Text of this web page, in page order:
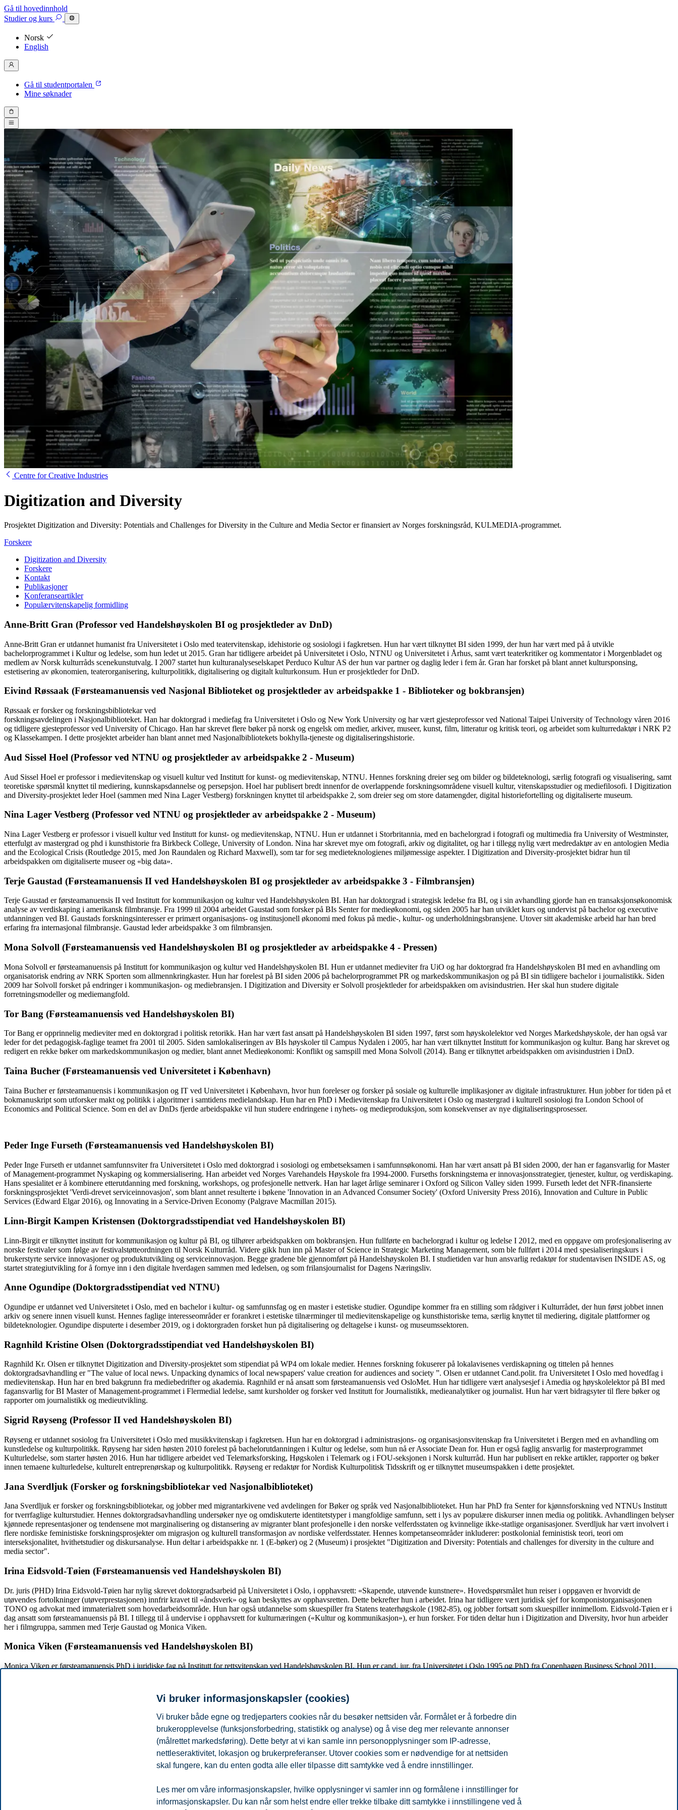
Gå til hovedinnhold
Studierog kurs
Norsk
English
Gå til studentportalen
Mine søknader
Centre for Creative Industries
Digitization and Diversity
Prosjektet Digitization and Diversity: Potentials and Challenges for Diversity in the Culture and Media Sector er finansiert av Norges forskningsråd, KULMEDIA-programmet.
Forskere
Digitization and Diversity
Forskere
Kontakt
Publikasjoner
Konferanseartikler
Populærvitenskapelig formidling
Anne-Britt Gran (Professor ved Handelshøyskolen BI og prosjektleder av DnD)
Anne-Britt Gran er utdannet humanist fra Universitetet i Oslo med teatervitenskap, idehistorie og sosiologi i fagkretsen. Hun har vært tilknyttet BI siden 1999, der hun har vært med på å utvikle
bachelorprogrammet i Kultur og ledelse, som hun ledet ut 2015. Gran har tidligere arbeidet på Universitetet i Oslo, NTNU og Universitetet i Århus, samt vært teaterkritiker og kommentator i Morgenbladet og
medlem av Norsk kulturråds scenekunstutvalg. I 2007 startet hun kulturanalyseselskapet Perduco Kultur AS der hun var partner og daglig leder i fem år. Gran har forsket på blant annet kultursponsing,
estetisering av økonomien, teaterorganisering, kulturpolitikk, digitalisering og digitalt kulturkonsum. Hun er prosjektleder for DnD.
Eivind Røssaak (Førsteamanuensis ved Nasjonal Biblioteket og prosjektleder av arbeidspakke 1 - Biblioteker og bokbransjen)
Røssaak er forsker og forskningsbibliotekar ved
forskningsavdelingen i Nasjonalbiblioteket. Han har doktorgrad i mediefag fra Universitetet i Oslo og New York University og har vært gjesteprofessor ved National Taipei University of Technology våren 2016
og tidligere gjesteprofessor ved University of Chicago. Han har skrevet flere bøker på norsk og engelsk om medier, arkiver, museer, kunst, film, litteratur og kritisk teori, og arbeidet som kulturredaktør i NRK P2
og Klassekampen. I dette prosjektet arbeider han blant annet med Nasjonalbibliotekets bokhylla-tjeneste og digitaliseringshistorie.
Aud Sissel Hoel (Professor ved NTNU og prosjektleder av arbeidspakke 2 - Museum)
Aud Sissel Hoel er professor i medievitenskap og visuell kultur ved Institutt for kunst- og medievitenskap, NTNU. Hennes forskning dreier seg om bilder og bildeteknologi, særlig fotografi og visualisering, samt
teoretiske spørsmål knyttet til mediering, kunnskapsdannelse og persepsjon. Hoel har publisert bredt innenfor de overlappende forskningsområdene visuell kultur, vitenskapsstudier og mediefilosofi. I Digitization
and Diversity-prosjektet leder Hoel (sammen med Nina Lager Vestberg) forskningen knyttet til arbeidspakke 2, som dreier seg om store datamengder, digital historiefortelling og digitaliserte museum.
Nina Lager Vestberg (Professor ved NTNU og prosjektleder av arbeidspakke 2 - Museum)
Nina Lager Vestberg er professor i visuell kultur ved Institutt for kunst- og medievitenskap, NTNU. Hun er utdannet i Storbritannia, med en bachelorgrad i fotografi og multimedia fra University of Westminster,
etterfulgt av mastergrad og phd i kunsthistorie fra Birkbeck College, University of London. Nina har skrevet mye om fotografi, arkiv og digitalitet, og har i tillegg nylig vært medredaktør av en antologien Media
and the Ecological Crisis (Routledge 2015, med Jon Raundalen og Richard Maxwell), som tar for seg medieteknologienes miljømessige aspekter. I Digitization and Diversity-prosjektet bidrar hun til
arbeidspakken om digitaliserte museer og «big data».
Terje Gaustad (Førsteamanuensis II ved Handelshøyskolen BI og prosjektleder av arbeidspakke 3 - Filmbransjen)
Terje Gaustad er førsteamanuensis II ved Institutt for kommunikasjon og kultur ved Handelshøyskolen BI. Han har doktorgrad i strategisk ledelse fra BI, og i sin avhandling gjorde han en transaksjonsøkonomisk
analyse av verdiskaping i amerikansk filmbransje. Fra 1999 til 2004 arbeidet Gaustad som forsker på BIs Senter for medieøkonomi, og siden 2005 har han utviklet kurs og undervist på bachelor og executive
utdanningen ved BI. Gaustads forskningsinteresser er primært organisasjons- og institusjonell økonomi med fokus på medie-, kultur- og underholdningsbransjene. Utover sitt akademiske arbeid har han bred
erfaring fra internasjonal filmbransje. Gaustad leder arbeidspakke 3 om filmbransjen.
Mona Solvoll (Førsteamanuensis ved Handelshøyskolen BI og prosjektleder av arbeidspakke 4 - Pressen)
Mona Solvoll er førsteamanuensis på Institutt for kommunikasjon og kultur ved Handelshøyskolen BI. Hun er utdannet medieviter fra UiO og har doktorgrad fra Handelshøyskolen BI med en avhandling om
organisatorisk endring av NRK Sporten som allmennkringkaster. Hun har forelest på BI siden 2006 på bachelorprogrammet PR og markedskommunikasjon og på BI sin tidligere bachelor i journalistikk. Siden
2009 har Solvoll forsket på endringer i kommunikasjon- og mediebransjen. I Digitization and Diversity er Solvoll prosjektleder for arbeidspakken om avisindustrien. Her skal hun studere digitale
forretningsmodeller og mediemangfold.
Tor Bang (Førsteamanuensis ved Handelshøyskolen BI)
Tor Bang er opprinnelig medieviter med en doktorgrad i politisk retorikk. Han har vært fast ansatt på Handelshøyskolen BI siden 1997, først som høyskolelektor ved Norges Markedshøyskole, der han også var
leder for det pedagogisk-faglige teamet fra 2001 til 2005. Siden samlokaliseringen av BIs høyskoler til Campus Nydalen i 2005, har han vært tilknyttet Institutt for kommunikasjon og kultur. Bang har skrevet og
redigert en rekke bøker om markedskommunikasjon og medier, blant annet Medieøkonomi: Konflikt og samspill med Mona Solvoll (2014). Bang er tilknyttet arbeidspakken om avisindustrien i DnD.
Taina Bucher (Førsteamanuensis ved Universitetet i København)
Taina Bucher er førsteamanuensis i kommunikasjon og IT ved Universitetet i København, hvor hun foreleser og forsker på sosiale og kulturelle implikasjoner av digitale infrastrukturer. Hun jobber for tiden på et
bokmanuskript som utforsker makt og politikk i algoritmer i samtidens medielandskap. Hun har en PhD i Medievitenskap fra Universitetet i Oslo og mastergrad i kulturell sosiologi fra London School of
Economics and Political Science. Som en del av DnDs fjerde arbeidspakke vil hun studere endringene i nyhets- og medieproduksjon, som konsekvenser av nye digitaliseringsprosesser.
Peder Inge Furseth (Førsteamanuensis ved Handelshøyskolen BI)
Peder Inge Furseth er utdannet samfunnsviter fra Universitetet i Oslo med doktorgrad i sosiologi og embetseksamen i samfunnsøkonomi. Han har vært ansatt på BI siden 2000, der han er fagansvarlig for Master
of Management-programmet Nyskaping og kommersialisering. Han arbeidet ved Norges Varehandels Høyskole fra 1994-2000. Furseths forskningstema er innovasjonsstrategier, tjenester, kultur, og verdiskaping.
Hans spesialitet er å kombinere etterutdanning med forskning, workshops, og profesjonelle nettverk. Han har laget årlige seminarer i Oxford og Silicon Valley siden 1999. Furseth ledet det NFR-finansierte
forskningsprosjektet 'Verdi-drevet serviceinnovasjon', som blant annet resulterte i bøkene 'Innovation in an Advanced Consumer Society' (Oxford University Press 2016), Innovation and Culture in Public
Services (Edward Elgar 2016), og Innovating in a Service-Driven Economy (Palgrave Macmillan 2015).
Linn-Birgit Kampen Kristensen (Doktorgradsstipendiat ved Handelshøyskolen BI)
Linn-Birgit er tilknyttet institutt for kommunikasjon og kultur på BI, og tilhører arbeidspakken om bokbransjen. Hun fullførte en bachelorgrad i kultur og ledelse I 2012, med en oppgave om profesjonalisering av
norske festivaler som følge av festivalstøtteordningen til Norsk Kulturråd. Videre gikk hun inn på Master of Science in Strategic Marketing Management, som ble fullført i 2014 med spesialiseringskurs i
brukerstyrte service innovasjoner og produktutvikling og serviceinnovasjon. Begge gradene ble gjennomført på Handelshøyskolen BI. I studietiden var hun ansvarlig redaktør for studentavisen INSIDE AS, og
startet strategiutvikling for å fornye inn i den digitale hverdagen sammen med ledelsen, og som frilansjournalist for Dagens Næringsliv.
Anne Ogundipe (Doktorgradsstipendiat ved NTNU)
Ogundipe er utdannet ved Universitetet i Oslo, med en bachelor i kultur- og samfunnsfag og en master i estetiske studier. Ogundipe kommer fra en stilling som rådgiver i Kulturrådet, der hun først jobbet innen
arkiv og senere innen visuell kunst. Hennes faglige interesseområder er forankret i estetiske tilnærminger til medievitenskapelige og kunsthistoriske tema, særlig knyttet til mediering, digitale plattformer og
bildeteknologier. Ogundipe disputerte i desember 2019, og i doktorgraden forsket hun på digitalisering og deltagelse i kunst- og museumssektoren.
Ragnhild Kristine Olsen (Doktorgradsstipendiat ved Handelshøyskolen BI)
Ragnhild Kr. Olsen er tilknyttet Digitization and Diversity-prosjektet som stipendiat på WP4 om lokale medier. Hennes forskning fokuserer på lokalavisenes verdiskapning og tittelen på hennes
doktorgradsavhandling er "The value of local news. Unpacking dynamics of local newspapers' value creation for audiences and society ”. Olsen er utdannet Cand.polit. fra Universitetet I Oslo med hovedfag i
medievitenskap. Hun har en bred bakgrunn fra mediebedrifter og akademia. Ragnhild er nå ansatt som førsteamanuensis ved OsloMet. Hun har tidligere vært analysesjef i Amedia og høyskolelektor på BI med
fagansvarlig for BI Master of Management-programmet i Flermedial ledelse, samt kursholder og forsker ved Institutt for Journalistikk, medieanalytiker og journalist. Hun har vært bidragsyter til flere bøker og
rapporter om journalistikk og medieutvikling.
Sigrid Røyseng (Professor II ved Handelshøyskolen BI)
Røyseng er utdannet sosiolog fra Universitetet i Oslo med musikkvitenskap i fagkretsen. Hun har en doktorgrad i administrasjons- og organisasjonsvitenskap fra Universitetet i Bergen med en avhandling om
kunstledelse og kulturpolitikk. Røyseng har siden høsten 2010 forelest på bachelorutdanningen i Kultur og ledelse, som hun nå er Associate Dean for. Hun er også faglig ansvarlig for masterprogrammet
Kulturledelse, som starter høsten 2016. Hun har tidligere arbeidet ved Telemarksforsking, Høgskolen i Telemark og i FOU-seksjonen i Norsk kulturråd. Hun har publisert en rekke artikler, rapporter og bøker
innen temaene kulturledelse, kulturelt entreprenørskap og kulturpolitikk. Røyseng er redaktør for Nordisk Kulturpolitisk Tidsskrift og er tilknyttet museumspakken i dette prosjektet.
Jana Sverdljuk (Forsker og forskningsbibliotekar ved Nasjonalbiblioteket)
Jana Sverdljuk er forsker og forskningsbibliotekar, og jobber med migrantarkivene ved avdelingen for Bøker og språk ved Nasjonalbiblioteket. Hun har PhD fra Senter for kjønnsforskning ved NTNUs Institutt
for tverrfaglige kulturstudier. Hennes doktorgradsavhandling undersøker nye og omdiskuterte identitetstyper i mangfoldige samfunn, sett i lys av populære diskurser innen media og politikk. Avhandlingen belyser
kjønnede representasjoner og tendensene mot marginalisering og distansering av migranter blant profesjonelle i den norske velferdsstaten og kvinnelige ikke-statlige organisasjoner. Sverdljuk har vært involvert i
flere nordiske feministiske forskningsprosjekter om migrasjon og kulturell transformasjon av nordiske velferdsstater. Hennes kompetanseområder inkluderer: postkolonial feministisk teori, teori om
interseksjonalitet, hvithetstudier og diskursanalyse. Hun deltar i arbeidspakke nr. 1 (E-bøker) og 2 (Museum) i prosjektet "Digitization and Diversity: Potentials and challenges for diversity in the culture and
media sector".
Irina Eidsvold-Tøien (Førsteamanuensis ved Handelshøyskolen BI)
Dr. juris (PHD) Irina Eidsvold-Tøien har nylig skrevet doktorgradsarbeid på Universitetet i Oslo, i opphavsrett: «Skapende, utøvende kunstnere». Hovedspørsmålet hun reiser i oppgaven er hvorvidt de
utøvendes fortolkninger (utøverprestasjonen) innfrir kravet til «åndsverk» og kan beskyttes av opphavsretten. Dette bekrefter hun i arbeidet. Irina har tidligere vært juridisk sjef for komponistorganisasjonen
TONO og advokat med immaterialrett som hovedarbeidsområde. Hun har også utdannelse som skuespiller fra Statens teaterhøgskole (1982-85), og jobber fortsatt som skuespiller innimellom. Eidsvold-Tøien er i
dag ansatt som førsteamanuensis på BI. I tillegg til å undervise i opphavsrett for kulturnæringen («Kultur og kommunikasjon»), er hun forsker. For tiden deltar hun i Digitization and Diversity, hvor hun arbeider
her i filmgruppa, sammen med Terje Gaustad og Monica Viken.
Monica Viken (Førsteamanuensis ved Handelshøyskolen BI)
Monica Viken er førsteamanuensis PhD i juridiske fag på Institutt for rettsvitenskap ved Handelshøyskolen BI. Hun er cand. jur. fra Universitetet i Oslo 1995 og PhD fra Copenhagen Business School 2011.
også medredaktør for Tidsskrift for forretningsjus. I Digitization and Diversity prosjektet er hun med på arbeidspakken om film, med fokus på opphavsrett.
Peter Booth (Postdoktor i prosjektet, Handelshøyskolen BI)
Booth har både en mastergrad i finans fra London School of Economics og en mastergrad i visuell kunst fra Kunsthøgskolen i Oslo. Han disputerte nylig på en avhandling i kulturøkonomi ved Universitetet i
Rotterdam. I dette prosjektet arbeider Booth med de kvantitative undersøkelsene på tvers av de ulike delprosjektene, samtidig som han fordyper seg i problemstillinger knyttet til kunstmuseer, digitalisering og
Kristian Alm (Førsteamanuensis ved Handelshøyskolen BI)
kommunikasjon og kultur, handelshøyskolen BI. Han er utdannet teolog fra Universitetet i Oslo og har en tverrfaglig doktorgrad i etikk om
de seinere år har han særlig forsket på ansattes ytringsfrihet i organisasjoner, varsling og tillit til medieinstitusjoner og finanskonsern. I dette prosjektet har Alm sett på automatiske produktanbefalingers
Vi bruker informasjonskapsler (cookies)
Vi bruker både egne og tredjeparters cookies når du besøker nettsiden vår. Formålet er å forbedre din
brukeropplevelse (funksjonsforbedring, statistikk og analyse) og å vise deg mer relevante annonser
(målrettet markedsføring). Dette betyr at vi kan samle inn personopplysninger som IP-adresse,
nettleseraktivitet, lokasjon og brukerpreferanser. Utover cookies som er nødvendige for at nettsiden
skal fungere, kan du enten godta alle eller tilpasse ditt samtykke ved å endre innstillinger.
Les mer om våre informasjonskapsler, hvilke opplysninger vi samler inn og formålene i innstillinger for
informasjonskapsler. Du kan når som helst endre eller trekke tilbake ditt samtykke i innstillingene ved å